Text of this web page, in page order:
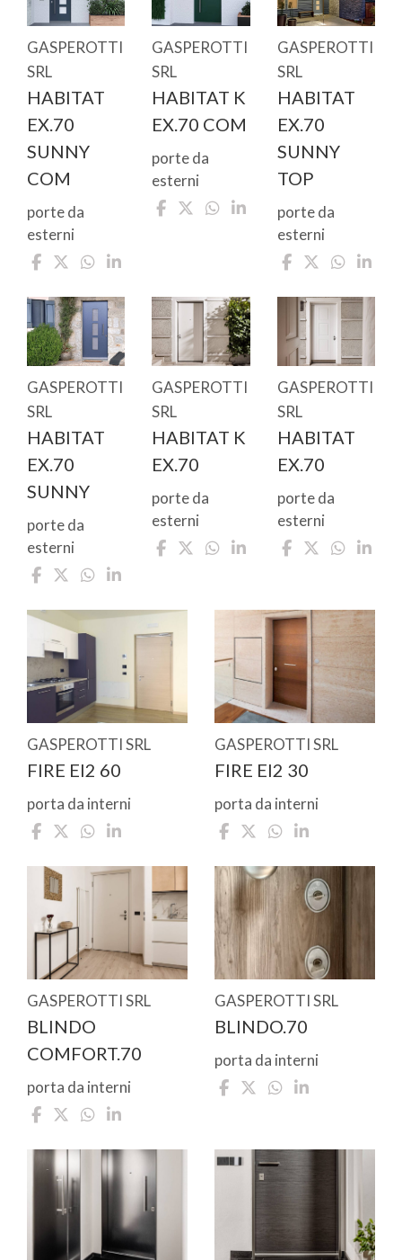
GASPEROTTI
SRL
HABITAT
EX.70
SUNNY
COM
porte da
esterni
GASPEROTTI
SRL
HABITAT K
EX.70 COM
porte da
esterni
GASPEROTTI
SRL
HABITAT
EX.70
SUNNY
TOP
porte da
esterni
GASPEROTTI
SRL
HABITAT
EX.70
SUNNY
porte da
esterni
GASPEROTTI
SRL
HABITAT K
EX.70
porte da
esterni
GASPEROTTI
SRL
HABITAT
EX.70
porte da
esterni
GASPEROTTI SRL
FIRE EI2 60
porta da interni
GASPEROTTI SRL
FIRE EI2 30
porta da interni
GASPEROTTI SRL
BLINDO
COMFORT.70
porta da interni
GASPEROTTI SRL
BLINDO.70
porta da interni